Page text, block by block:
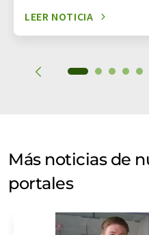
LEER NOTICIA
Más noticias de
portales